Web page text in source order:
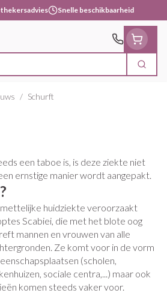
Snelle beschikbaarheid
Zoek
/ Schurft
een taboe is, is deze ziekte niet
ernstige manier wordt aangepakt.
huidziekte veroorzaakt
Scabiei, die met het blote oog
mannen en vrouwen van alle
Ze komt voor in de vorm
(scholen,
sociale centra,...) maar ook
komen steeds vaker voor.